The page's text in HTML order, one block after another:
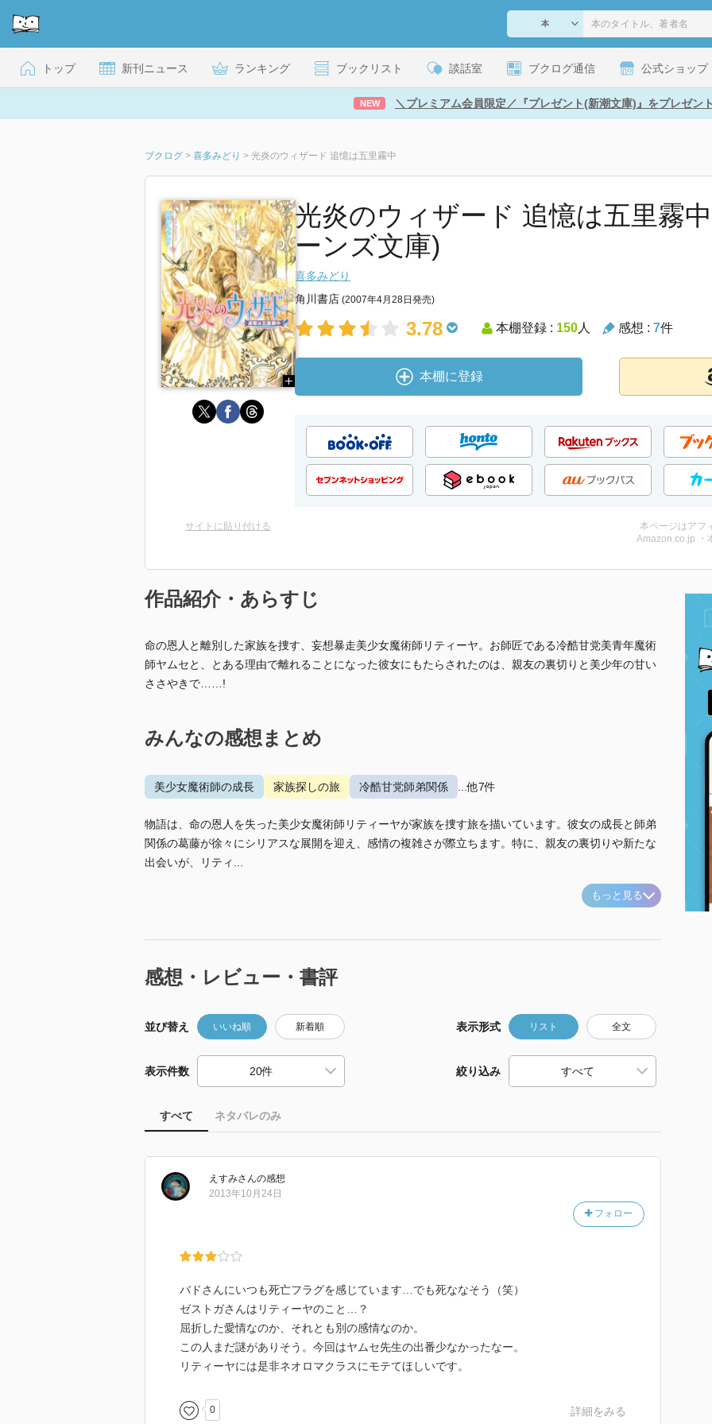
トップ 新刊ニュース ランキング ブックリスト 談話室 ブクログ通信 公式ショップ
NEW ＼プレミアム会員限定／『プレゼント(新潮文庫)』をプレゼン
ブクログ > 喜多みどり > 光炎のウィザード 追憶は五里霧中
光炎のウィザード 追憶は五里霧
ーンズ文庫)
喜多みどり
角川書店 (2007年4月28日発売)
3.78 本棚登録 : 150人 感想 : 7件
本棚に登録
サイトに貼り付ける
本ページはアフ
Amazon.co.jp ・
作品紹介・あらすじ
命の恩人と離別した家族を捜す、妄想暴走美少女魔術師リティーヤ。お師匠である冷酷甘党美青年魔術
師ヤムセと、とある理由で離れることになった彼女にもたらされたのは、親友の裏切りと美少年の甘い
ささやきで……!
みんなの感想まとめ
美少女魔術師の成長 家族探しの旅 冷酷甘党師弟関係 ...他7件
物語は、命の恩人を失った美少女魔術師リティーヤが家族を捜す旅を描いています。彼女の成長と師弟
関係の葛藤が徐々にシリアスな展開を迎え、感情の複雑さが際立ちます。特に、親友の裏切りや新たな
出会いが、リティ...
もっと見る
感想・レビュー・書評
並び替え いいね順 新着順 表示形式 リスト 全文
表示件数 絞り込み
すべて ネタバレのみ
えすみさんの感想
フォロー
2013年10月24日
バドさんにいつも死亡フラグを感じています…でも死ななそう（笑）
ゼストガさんはリティーヤのこと…？
屈折した愛情なのか、それとも別の感情なのか。
この人まだ謎がありそう。今回はヤムセ先生の出番少なかったなー。
リティーヤには是非ネオロマクラスにモテてほしいです。
0 詳細をみる